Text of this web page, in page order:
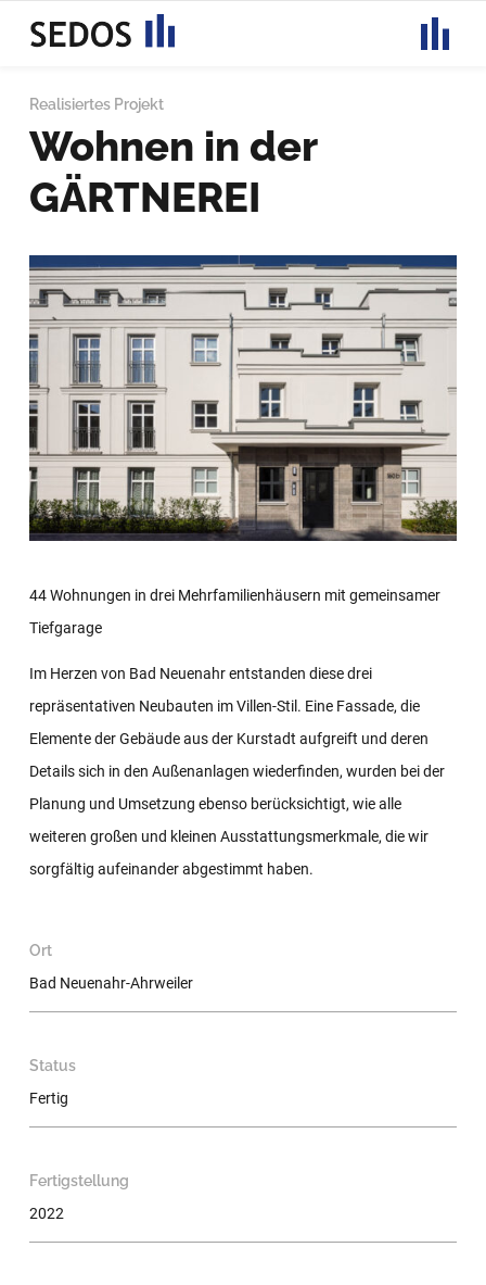
Toggle
Realisiertes Projekt
Wohnen in der
GÄRTNEREI
44 Wohnungen in drei Mehrfamilienhäusern mit gemeinsamer
Tiefgarage
Im Herzen von Bad Neuenahr entstanden diese drei
repräsentativen Neubauten im Villen-Stil. Eine Fassade, die
Elemente der Gebäude aus der Kurstadt aufgreift und deren
Details sich in den Außenanlagen wiederfinden, wurden bei der
Planung und Umsetzung ebenso berücksichtigt, wie alle
weiteren großen und kleinen Ausstattungsmerkmale, die wir
sorgfältig aufeinander abgestimmt haben.
Ort
Bad Neuenahr-Ahrweiler
Status
Fertig
Fertigstellung
2022